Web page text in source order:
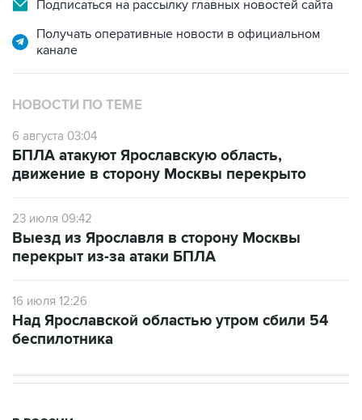
НОВОСТИ ПО ТЕМЕ
6 августа 03:04
движение в сторону Москвы перекрыто
23 июля 09:42
перекрыт из-за атаки БПЛА
16 июля 12:26
беспилотника